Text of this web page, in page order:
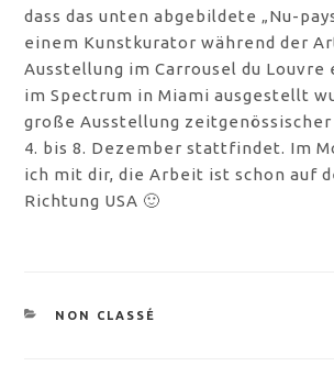
dass das unten abgebildete „Nu-
einem Kunstkurator während der
Ausstellung im Carrousel du Louvre
im Spectrum in Miami ausgestellt
große Ausstellung zeitgenössischer
4. bis 8. Dezember stattfindet. Im
ich mit dir, die Arbeit ist schon auf
Richtung USA 🙂
KATEGORIEN
NON CLASSÉ